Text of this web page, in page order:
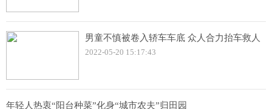
男童不慎被卷入轿车车底 众人合力抬车救人
2022-05-20 15:17:43
年轻人热衷“阳台种菜”化身“城市农夫”归田园